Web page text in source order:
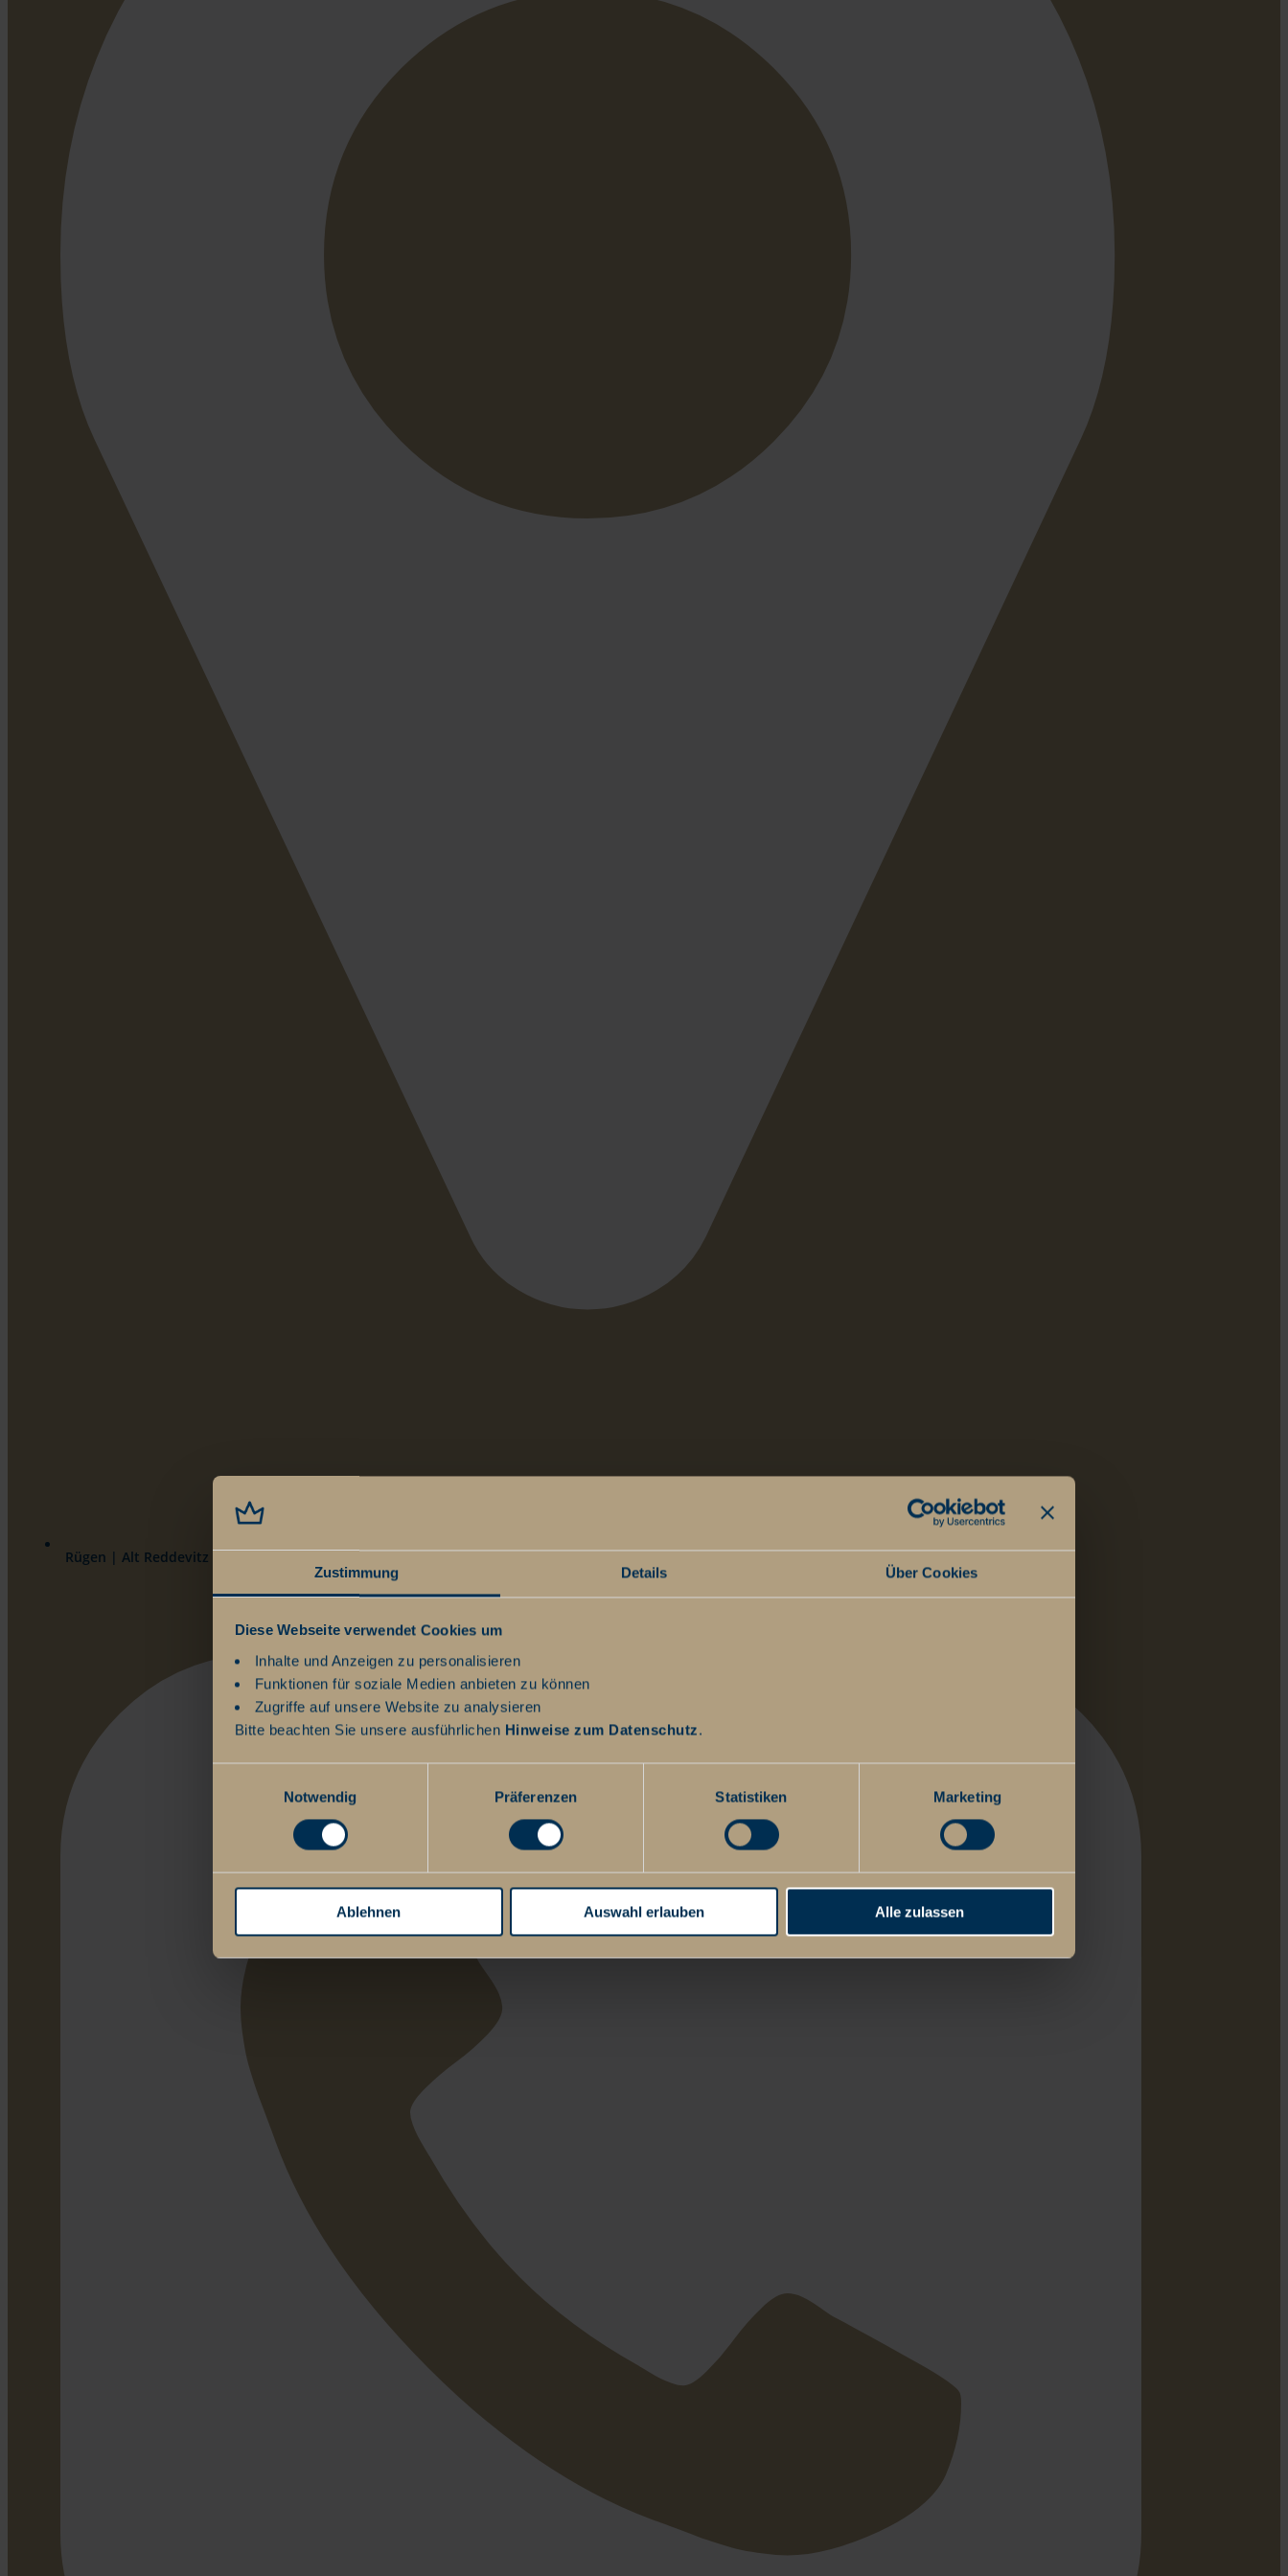
Zustimmung Details Über Cookies
Diese Webseite verwendet Cookies um
Inhalte und Anzeigen zu personalisieren
Funktionen für soziale Medien anbieten zu können
Zugriffe auf unsere Website zu analysieren
Bitte beachten Sie unsere ausführlichen Hinweise zum Datenschutz.
Notwendig
Präferenzen Statistiken Marketing
Ablehnen Auswahl erlauben Alle zulassen
Rügen | Alt Reddevitz 108 | 18586 Ostseebad Mönchgut